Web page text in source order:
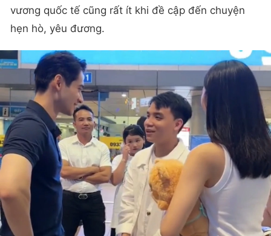
vương quốc tế cũng rất ít khi đề cập đến chuyện
hẹn hò, yêu đương.